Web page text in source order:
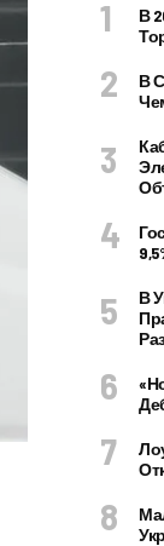
В
В
В